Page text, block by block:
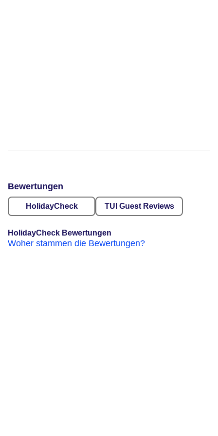
Bewertungen
HolidayCheck TUI Guest Reviews
HolidayCheck Bewertungen
Woher stammen die Bewertungen?